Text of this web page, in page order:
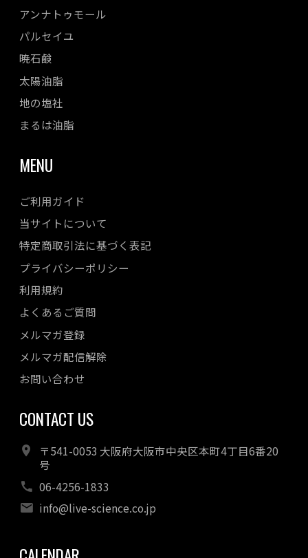
アンナトゥモール
パルセイユ
暁石鹸
太陽油脂
地の塩社
まるは油脂
MENU
ご利用ガイド
当サイトについて
特定商取引法に基づく表記
プライバシーポリシー
利用規約
よくあるご質問
メルマガ登録
メルマガ配信解除
お問い合わせ
CONTACT US
〒541-0053 大阪府大阪市中央区本町4丁目6番20
号
06-4256-1833
info@live-science.co.jp